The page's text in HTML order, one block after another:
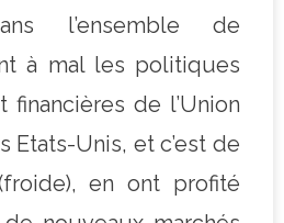
l’ensemble de
à mal les politiques
de l’Union
Etats-Unis, et c’est de
en ont profité